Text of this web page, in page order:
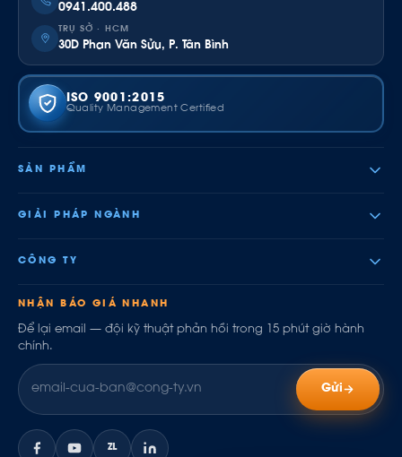
0941.400.488
TRỤ SỞ · HCM
30D Phan Văn Sửu, P. Tân Bình
ISO 9001:2015
Quality Management Certified
SẢN PHẨM
GIẢI PHÁP NGÀNH
CÔNG TY
NHẬN BÁO GIÁ NHANH
Để lại email — đội kỹ thuật phản hồi trong 15 phút giờ hành
chính.
Gửi
ZL